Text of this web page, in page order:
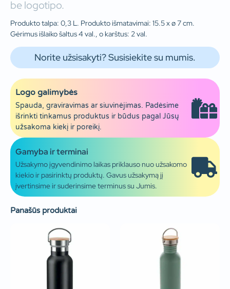
be logotipo.
Produkto talpa: 0,3 L. Produkto išmatavimai: 15.5 x ø 7 cm.
Gėrimus išlaiko šaltus 4 val., o karštus: 2 val.
Norite užsisakyti? Susisiekite su mumis.
Logo galimybės
Spauda, graviravimas ar siuvinėjimas. Padėsime
išrinkti tinkamus produktus ir būdus pagal Jūsų
užsakoma kiekį ir poreikį.
Gamyba ir terminai
Užsakymo įgyvendinimo laikas priklauso nuo užsakomo
kiekio ir pasirinktų produktų. Gavus užsakymą jį
įvertinsime ir suderinsime terminus su Jumis.
Panašūs produktai